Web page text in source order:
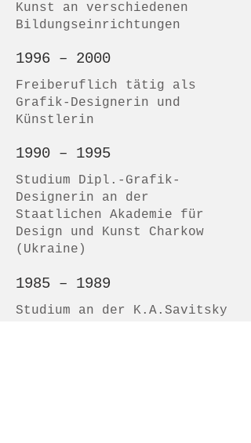
Kunst an verschiedenen
Bildungseinrichtungen
1996 – 2000
Freiberuflich tätig als
Grafik-Designerin und
Künstlerin
1990 – 1995
Studium Dipl.-Grafik-
Designerin an der
Staatlichen Akademie für
Design und Kunst Charkow
(Ukraine)
1985 – 1989
Studium an der K.A.Savitsky